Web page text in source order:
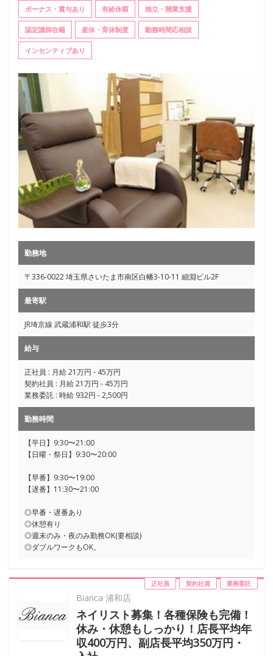
ボーナス・賞与あり 有給休暇 独立・開業支援
認定講師在籍 産休・育休制度 勤務時間応相談
インセンティブあり
勤務地
〒336-0022 埼玉県さいたま市南区白幡3-10-11 細淵ビル2F
最寄駅
JR埼京線 武蔵浦和駅 徒歩3分
給与
正社員 : 月給 21万円 - 45万円
契約社員 : 月給 21万円 - 45万円
業務委託 : 時給 932円 - 2,500円
勤務時間
【平日】9:30〜21:00
【日曜・祭日】9:30〜20:00
【早番】9:30〜19:00
【遅番】11:30〜21:00
◎早番・遅番あり
◎休憩有り
◎週末のみ・夜のみ勤務OK(要相談)
◎ダブルワークもOK。
正社員 契約社員 業務委託
Bianca 浦和店
ネイリスト募集！各種保険も完備！
休み・休憩もしっかり！店長平均年
収400万円、副店長平均350万円・